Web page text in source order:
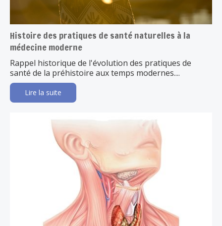
Histoire des pratiques de santé naturelles à la
médecine moderne
Rappel historique de l'évolution des pratiques de
santé de la préhistoire aux temps modernes....
Lire la suite